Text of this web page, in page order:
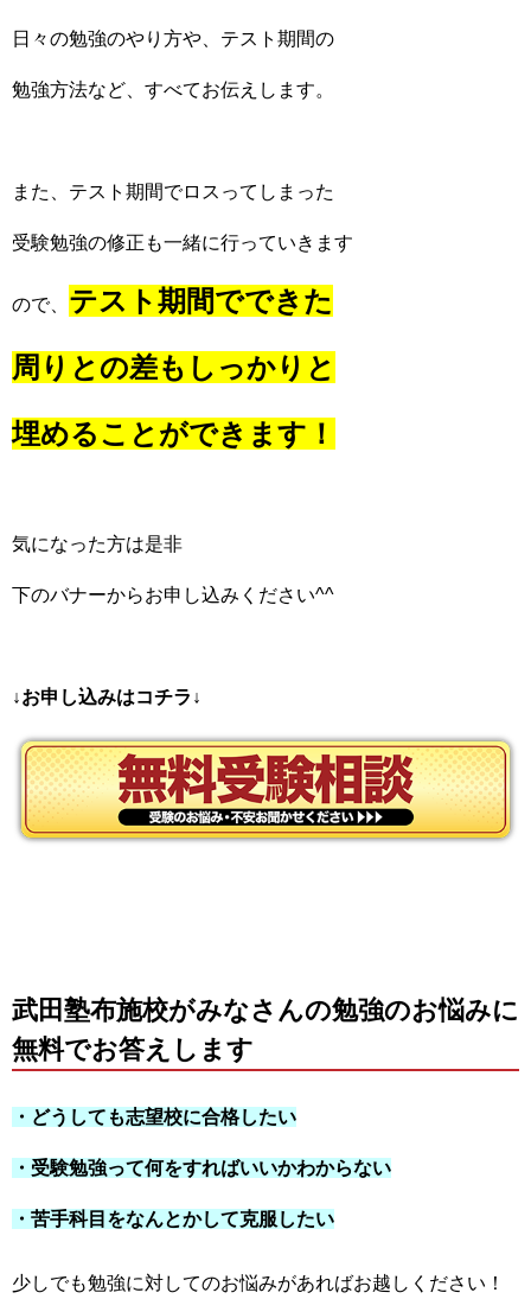
日々の勉強のやり方や、テスト期間の
勉強方法など、すべてお伝えします。
また、テスト期間でロスってしまった
受験勉強の修正も一緒に行っていきます
ので、 テスト期間でできた
周りとの差もしっかりと
埋めることができます！
気になった方は是非
下のバナーからお申し込みください^^
↓お申し込みはコチラ↓
武田塾布施校がみなさんの勉強のお悩みに
無料でお答えします
・どうしても志望校に合格したい
・受験勉強って何をすればいいかわからない
・苦手科目をなんとかして克服したい
少しでも勉強に対してのお悩みがあればお越しください！